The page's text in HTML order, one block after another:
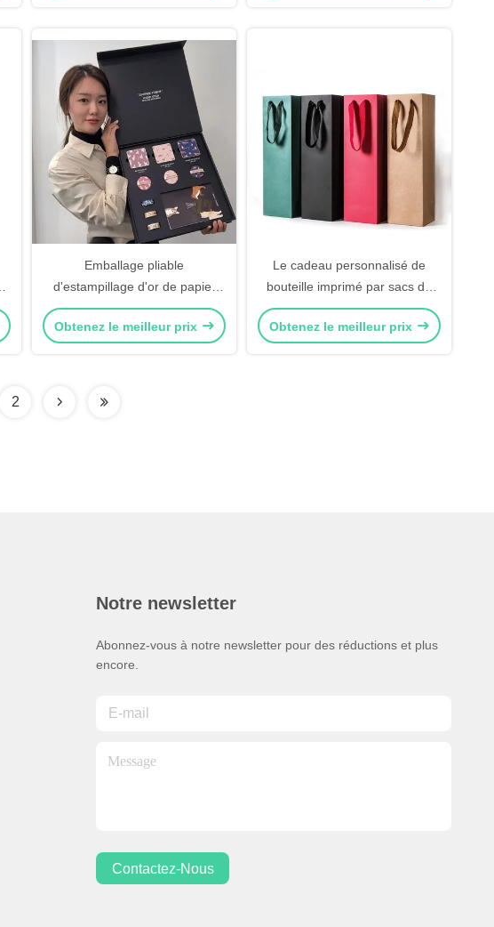
Emballage pliable
d'estampillage d'or de papier
Crownwin pour les objets divers
Obtenez le meilleur prix
Le cadeau personnalisé de
bouteille imprimé par sacs de
Papier d'emballage portent
l'empaquetage favorable à
Obtenez le meilleur prix
2
Notre newsletter
Abonnez-vous à notre newsletter pour des réductions et plus
encore.
Contactez-Nous